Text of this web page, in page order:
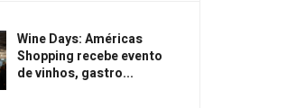
Wine Days: Américas
Shopping recebe evento
de vinhos, gastro...